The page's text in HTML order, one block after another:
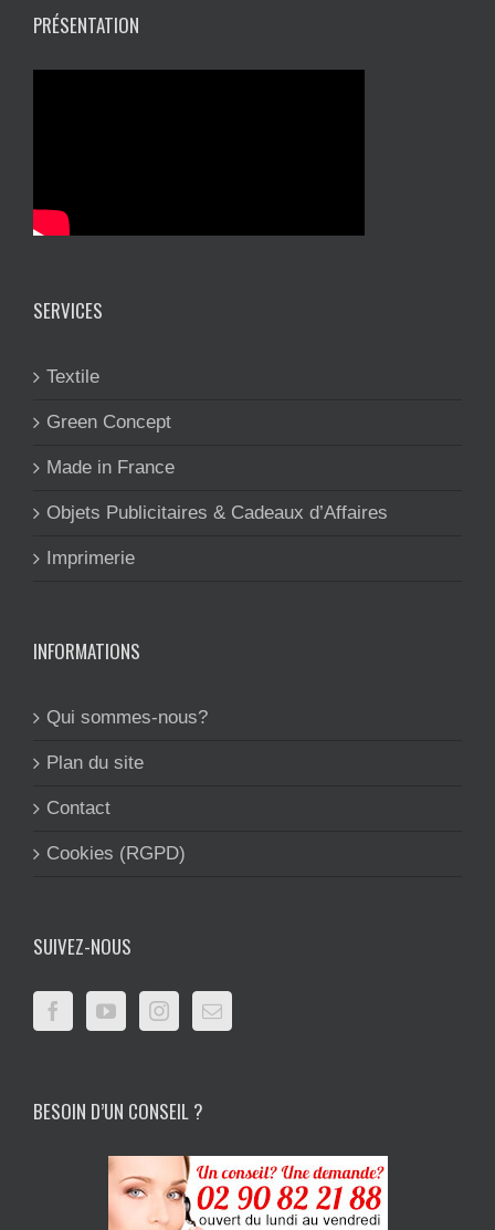
PRÉSENTATION
SERVICES
Textile
Green Concept
Made in France
Objets Publicitaires & Cadeaux d’Affaires
Imprimerie
INFORMATIONS
Qui sommes-nous?
Plan du site
Contact
Cookies (RGPD)
SUIVEZ-NOUS
BESOIN D’UN CONSEIL ?